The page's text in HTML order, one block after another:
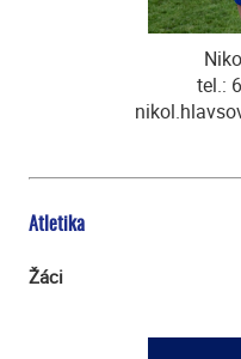
tel.:
Atletika
Žáci